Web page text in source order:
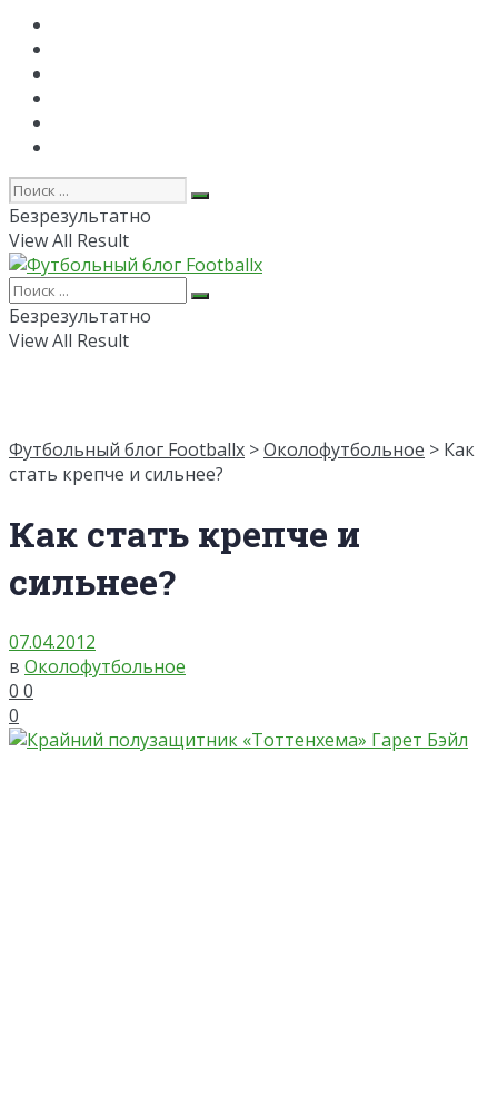
Безрезультатно
View All Result
Безрезультатно
View All Result
Футбольный блог Footballx >Околофутбольное > Как
стать крепче и сильнее?
Как стать крепче и
сильнее?
07.04.2012
в Околофутбольное
0 0
0